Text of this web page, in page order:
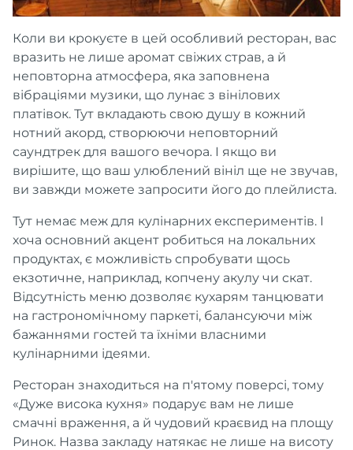
Коли ви крокуєте в цей особливий ресторан, вас
вразить не лише аромат свіжих страв, а й
неповторна атмосфера, яка заповнена
вібраціями музики, що лунає з вінілових
платівок. Тут вкладають свою душу в кожний
нотний акорд, створюючи неповторний
саундтрек для вашого вечора. І якщо ви
вирішите, що ваш улюблений вініл ще не звучав,
ви завжди можете запросити його до плейлиста.
Тут немає меж для кулінарних експериментів. І
хоча основний акцент робиться на локальних
продуктах, є можливість спробувати щось
екзотичне, наприклад, копчену акулу чи скат.
Відсутність меню дозволяє кухарям танцювати
на гастрономічному паркеті, балансуючи між
бажаннями гостей та їхніми власними
кулінарними ідеями.
Ресторан знаходиться на п'ятому поверсі, тому
«Дуже висока кухня» подарує вам не лише
смачні враження, а й чудовий краєвид на площу
Ринок. Назва закладу натякає не лише на висоту